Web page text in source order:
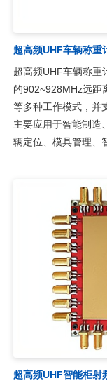
超高频UHF车辆称重
超高频UHF车辆称重
的902~928MHz远距
等多种工作模式，并
主要应用于智能制造
辆定位、模具管理、
超高频UHF智能柜射